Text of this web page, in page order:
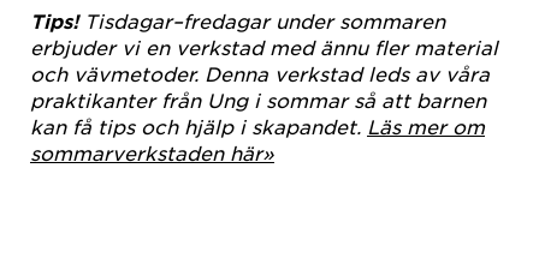
Tips!Tisdagar–fredagar under sommaren
erbjuder vi en verkstad med ännu fler material
och vävmetoder. Denna verkstad leds av våra
praktikanter från Ung i sommar så att barnen
kan få tips och hjälp i skapandet. Läs mer om
sommarverkstaden här»